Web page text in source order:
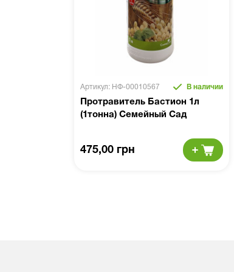
Артикул: НФ-00010567 В наличии
Протравитель Бастион 1л
(1тонна) Семейный Сад
475,00 грн